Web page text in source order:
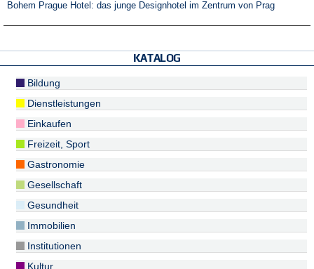
Bohem Prague Hotel: das junge Designhotel im Zentrum von Prag
KATALOG
Bildung
Dienstleistungen
Einkaufen
Freizeit, Sport
Gastronomie
Gesellschaft
Gesundheit
Immobilien
Institutionen
Kultur